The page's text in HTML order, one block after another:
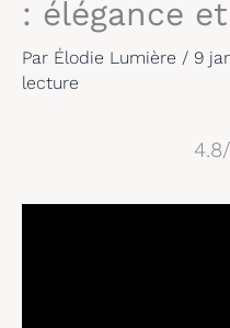
: élégance
Par Élodie Lumière / 9
lecture